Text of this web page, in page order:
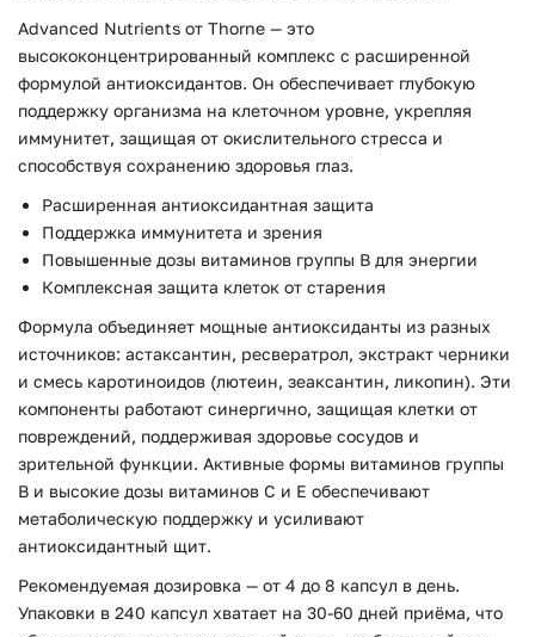
Advanced Nutrients от Thorne — это
высококонцентрированный комплекс с расширенной
формулой антиоксидантов. Он обеспечивает глубокую
поддержку организма на клеточном уровне, укрепляя
иммунитет, защищая от окислительного стресса и
способствуя сохранению здоровья глаз.
Расширенная антиоксидантная защита
Поддержка иммунитета и зрения
Повышенные дозы витаминов группы B для энергии
Комплексная защита клеток от старения
Формула объединяет мощные антиоксиданты из разных
источников: астаксантин, ресвератрол, экстракт черники
и смесь каротиноидов (лютеин, зеаксантин, ликопин). Эти
компоненты работают синергично, защищая клетки от
повреждений, поддерживая здоровье сосудов и
зрительной функции. Активные формы витаминов группы
B и высокие дозы витаминов C и E обеспечивают
метаболическую поддержку и усиливают
антиоксидантный щит.
Рекомендуемая дозировка — от 4 до 8 капсул в день.
Упаковки в 240 капсул хватает на 30-60 дней приёма, что